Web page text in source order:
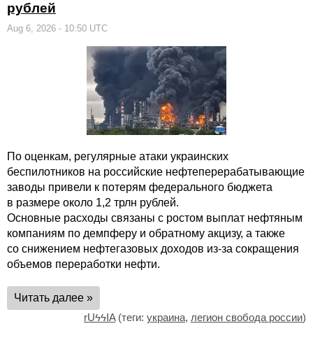
рублей
Aug 6, 2026 - 10:50 UTC
По оценкам, регулярные атаки украинских
беспилотников на российские нефтеперерабатывающие
заводы привели к потерям федерального бюджета
в размере около 1,2 трлн рублей.
Основные расходы связаны с ростом выплат нефтяным
компаниям по демпферу и обратному акцизу, а также
со снижением нефтегазовых доходов из-за сокращения
объемов переработки нефти.
Читать далее »
rUϟϟIA(теги: украина, легион свобода россии)